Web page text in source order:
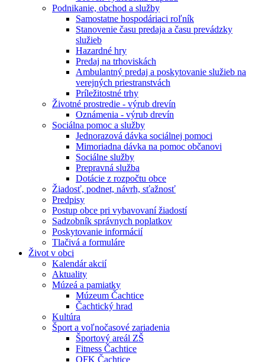
Podnikanie, obchod a služby
Samostatne hospodáriaci roľník
Stanovenie času predaja a času prevádzky
služieb
Hazardné hry
Predaj na trhoviskách
Ambulantný predaj a poskytovanie služieb na
verejných priestranstvách
Príležitostné trhy
Životné prostredie - výrub drevín
Oznámenia - výrub drevín
Sociálna pomoc a služby
Jednorazová dávka sociálnej pomoci
Mimoriadna dávka na pomoc občanovi
Sociálne služby
Prepravná služba
Dotácie z rozpočtu obce
Žiadosť, podnet, návrh, sťažnosť
Predpisy
Postup obce pri vybavovaní žiadostí
Sadzobník správnych poplatkov
Poskytovanie informácií
Tlačivá a formuláre
Život v obci
Kalendár akcií
Aktuality
Múzeá a pamiatky
Múzeum Čachtice
Čachtický hrad
Kultúra
Šport a voľnočasové zariadenia
Športový areál ZŠ
Fitness Čachtice
OFK Čachtice